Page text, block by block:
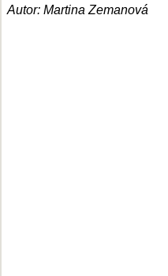
Autor: Martina Zemanová